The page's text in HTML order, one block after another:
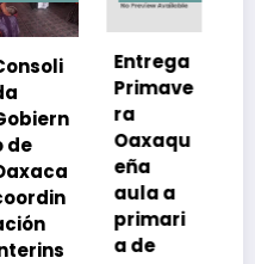
Entrega
Primave
ra
Oaxaqu
eña
aula a
primari
a de
Exhorta
SSO a
vacuna
rse de
neumoc
oco
para
preveni